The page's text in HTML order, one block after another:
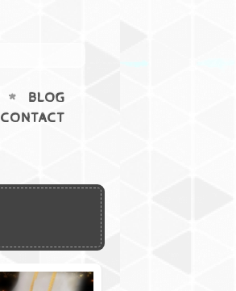
BLOG
CONTACT